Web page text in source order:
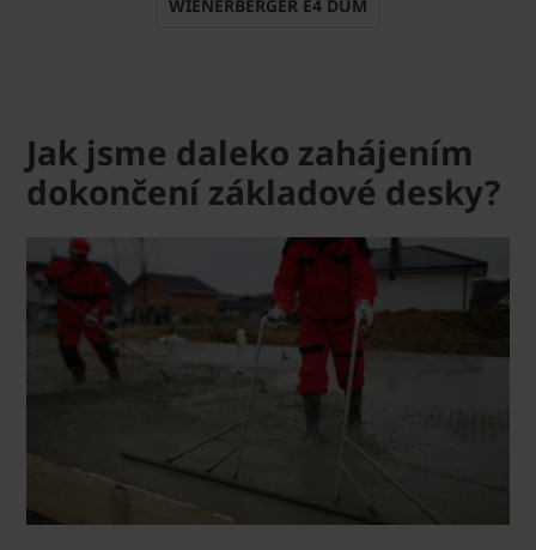
WIENERBERGER E4 DŮM
Jak jsme daleko zahájením
dokončení základové desky?